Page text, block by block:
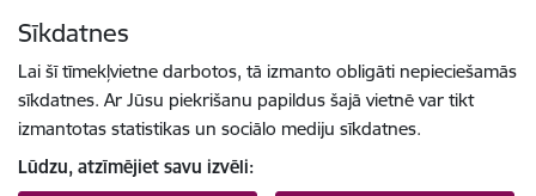
Sīkdatnes
Lai šī tīmekļvietne darbotos, tā izmanto obligāti nepieciešamās
sīkdatnes. Ar Jūsu piekrišanu papildus šajā vietnē var tikt
izmantotas statistikas un sociālo mediju sīkdatnes.
Lūdzu, atzīmējiet savu izvēli: